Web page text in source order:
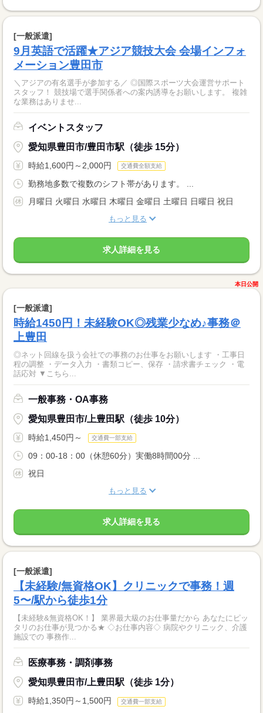
[一般派遣]
9月英語で活躍★アジア競技大会 会場インフォ
メーション豊田市
＼アジアの有名選手が参加する／ ◎国際スポーツ大会運営サポート
スタッフ！ 競技場で選手関係者への案内誘導をお願いします。 複雑
な業務はありませ...
イベントスタッフ
愛知県豊田市/豊田市駅（徒歩 15分）
時給1,600円～2,000円 交通費全額支給
勤務地多数で複数のシフト帯があります。 ...
月曜日 火曜日 水曜日 木曜日 金曜日 土曜日 日曜日 祝日
もっと見る
求人詳細を見る
本日公開
[一般派遣]
時給1450円！未経験OK◎残業少なめ♪事務＠
上豊田
◎ネット回線を扱う会社での事務のお仕事をお願いします ・工事日
程の調整 ・データ入力 ・書類コピー、保存 ・請求書チェック ・電
話応対 ▼こちら...
一般事務・OA事務
愛知県豊田市/上豊田駅（徒歩 10分）
時給1,450円～ 交通費一部支給
09：00-18：00（休憩60分）実働8時間00分 ...
祝日
もっと見る
求人詳細を見る
[一般派遣]
【未経験/無資格OK】クリニックで事務！週
5〜/駅から徒歩1分
【未経験&無資格OK！】 業界最大級のお仕事量だから あなたにピッ
タリのお仕事が見つかる★ ◇お仕事内容◇ 病院やクリニック、介護
施設での 事務作...
医療事務・調剤事務
愛知県豊田市/上豊田駅（徒歩 1分）
時給1,350円～1,500円 交通費一部支給